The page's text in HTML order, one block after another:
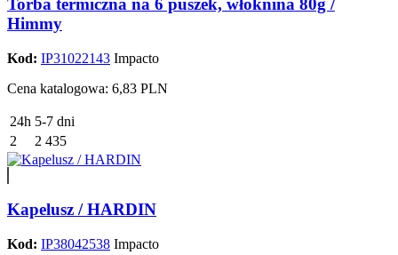
Torba termiczna na 6 puszek, włoknina 80g /
Himmy
Kod: IP31022143 Impacto
Cena katalogowa: 6,83 PLN
24h 5-7 dni
2
2 435
Kapelusz / HARDIN
Kod: IP38042538 Impacto